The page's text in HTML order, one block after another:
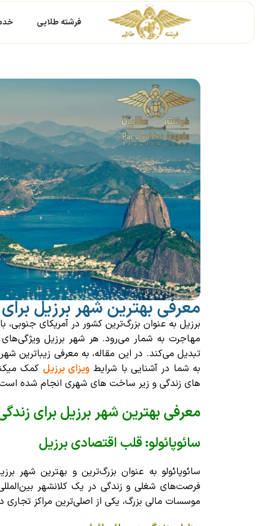
فرشته طلایی
معرفی بهترین شهر برزیل
برزیل به عنوان بزرگ‌ترین کشور در آمریکای
مهاجرت به شمار می‌رود. هر شهر برزیل
تبدیل می‌کند. در این مقاله، به معرفی زیباترین
به شما در آشنایی با شرایط ویزای برزیل کمک
‌های زندگی و زیر ساخت‌ های شهری انجام شده
معرفی بهترین شهر برزیل برای
سائوپائولو: قلب اقتصادی برزیل
سائوپائولو به عنوان بزرگ‌ترین و بهترین
فرصت‌های شغلی و زندگی در یک کلانشهر
موسسات مالی بزرگ، یکی از اصلی‌ترین مراکز تجاری